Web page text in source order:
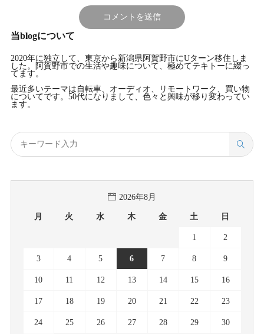
当blogについて
2020年に独立して、東京から新潟県阿賀野市にUターン移住しま
した。阿賀野市での生活や趣味について、極めてテキトーに綴っ
てます。
最近多いテーマは自転車、オーディオ、リモートワーク、買い物
についてです。50代になりまして、色々と興味が移り変わってい
ます。
2026年8月
月 火 水 木 金 土 日
1 2
3 4 5 6 7 8 9
10 11 12 13 14 15 16
17 18 19 20 21 22 23
24 25 26 27 28 29 30